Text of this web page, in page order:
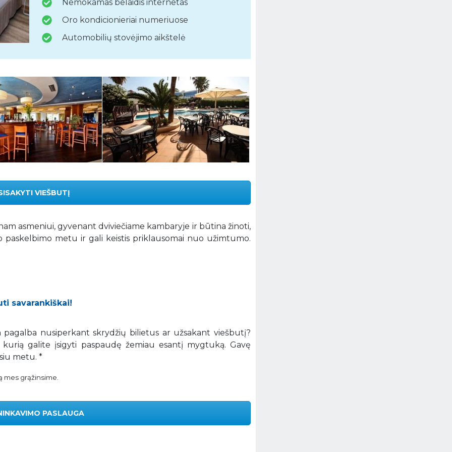
Nemokamas belaidis internetas
Oro kondicionieriai numeriuose
Automobilių stovėjimo aikštelė
VIEŠBUTĮ
asmeniui, gyvenant dviviečiame kambaryje ir būtina žinoti,
paskelbimo metu ir gali keistis priklausomai nuo užimtumo.
savarankiškai!
pagalba nusiperkant skrydžių bilietus ar užsakant viešbutį?
galite įsigyti paspaudę žemiau esantį mygtuką. Gavę
metu. *
mes grąžinsime.
PASLAUGA